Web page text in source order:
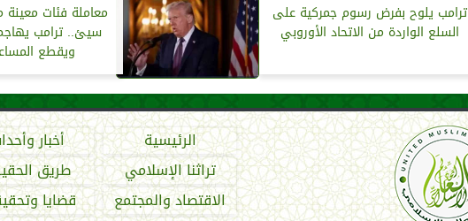
ترامب يلوح بفرض رسوم جمركية على
السلع الواردة من الاتحاد الأوروبي
معاملة فئات
سيئ.. ترامب
ويقطع
الرئيسية أخبار
تراثنا الإسلامي
طريق
الاقتصاد والمجتمع
قضايا